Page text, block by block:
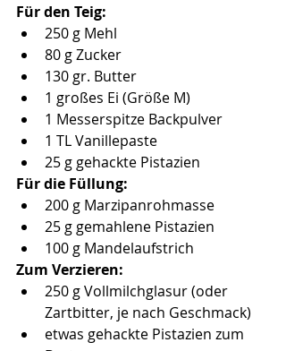
Für den Teig:
250 g Mehl
80 g Zucker
130 gr. Butter
1 großes Ei (Größe M)
1 Messerspitze Backpulver
1 TL Vanillepaste
25 g gehackte Pistazien
Für die Füllung:
200 g Marzipanrohmasse
25 g gemahlene Pistazien
100 g Mandelaufstrich
Zum Verzieren:
250 g Vollmilchglasur (oder
Zartbitter, je nach Geschmack)
etwas gehackte Pistazien zum